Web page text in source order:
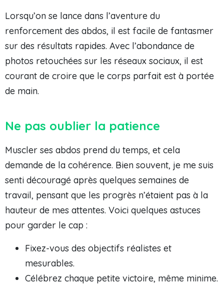
Lorsqu’on se lance dans l’aventure du
renforcement des abdos, il est facile de fantasmer
sur des résultats rapides. Avec l’abondance de
photos retouchées sur les réseaux sociaux, il est
courant de croire que le corps parfait est à portée
de main.
Ne pas oublier la patience
Muscler ses abdos prend du temps, et cela
demande de la cohérence. Bien souvent, je me suis
senti découragé après quelques semaines de
travail, pensant que les progrès n’étaient pas à la
hauteur de mes attentes. Voici quelques astuces
pour garder le cap :
Fixez-vous des objectifs réalistes et
mesurables.
Célébrez chaque petite victoire, même minime.